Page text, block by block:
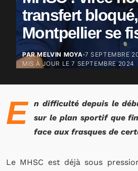
transfert bloqué,
Montpellier se
PAR MELVIN MOYA 7 SEPTEMBRE
MIS À JOUR LE7 SEPTEMBRE 2024
E
n difficulté depuis le
sur le plan sportif que
face aux frasques de
Le MHSC est déjà sous